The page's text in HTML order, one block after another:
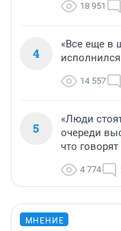
18 951
4
«Все еще в
14 557
5
«Люди
очереди
что
4 774
МНЕНИЕ